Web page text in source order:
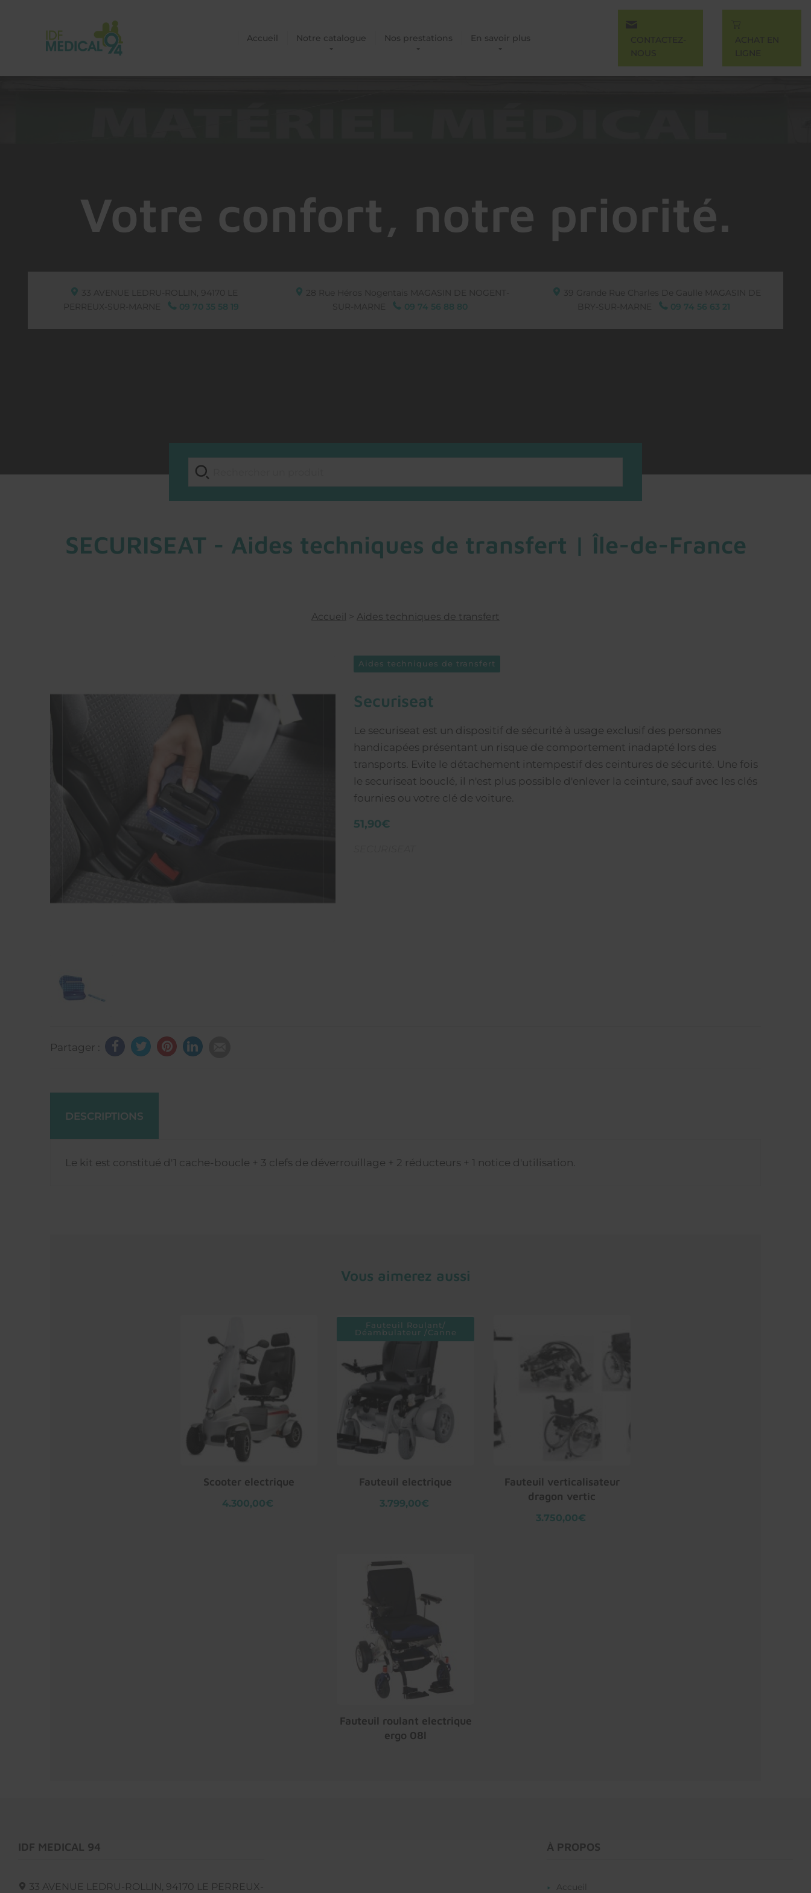
Accueil Notre catalogue Nos prestations En savoir plus
Votre confort, notre priorité.
33 AVENUE LEDRU-ROLLIN, 94170
LE
PERREUX-SUR-MARNE
09 70 35 58 19
28 Rue Héros Nogentais MAGASIN DE NOGENT-
SUR-MARNE
09 74 56 88 80
39 Grande Rue Charles De Gaulle
MAGASIN DE
BRY-SUR-MARNE
09 74 56 63 21
SECURISEAT - Aides techniques de transfert | Île-de-France
Accueil > Aides techniques de transfert
Aides techniques de transfert
securiseat
Le securiseat est un dispositif de sécurité à usage exclusif des personnes
handicapées présentant un risque de comportement inadapté lors des
transports. Evite le détachement intempestif des ceintures de sécurité. Une fois
le securiseat bouclé, il n'est plus possible d'enlever la ceinture, sauf avec les clés
fournies ou votre clé de voiture.
51,90€
Partager :
DESCRIPTIONS
Le kit est constitué d'1 cache-boucle + 3 clefs de déverrouillage + 2 réducteurs + 1 notice d'utilisation.
Vous aimerez aussi
Scooter electrique
4.300,00€
Fauteuil Roulant/
Déambulateur /Canne
Fauteuil electrique
3.799,00€
Fauteuil verticalisateur
dragon vertic
3.750,00€
Fauteuil roulant electrique
ergo 08l
IDF MEDICAL 94
33 AVENUE LEDRU-ROLLIN, 94170 LE PERREUX-
À PROPOS
Accueil